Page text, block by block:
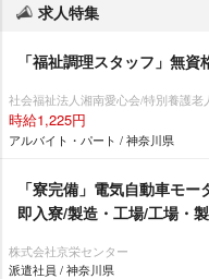
求人特集
「福祉調理スタッフ」無
社会福祉法人湘南愛心会/特別養護老
時給1,225円
アルバイト・パート / 神奈川県
「寮完備」電気自動車モ
即入寮/製造・工場/工場・
株式会社京栄センター
派遣社員 / 神奈川県